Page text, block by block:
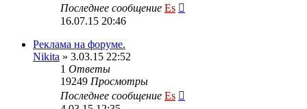
Последнее сообщение Es
16.07.15 20:46
Реклама на форуме.
Nikita » 3.03.15 22:52
1 Ответы
19249 Просмотры
Последнее сообщение Es